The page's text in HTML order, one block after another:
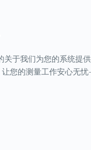
于我们为您的系统提
您的测量工作安心无忧